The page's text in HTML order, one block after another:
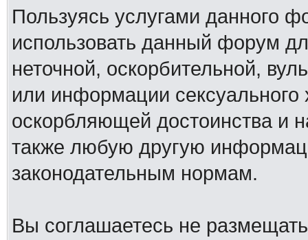
Пользуясь услугами данного
использовать данный форум
неточной, оскорбительной,
или информации
оскорбляющей достоинства и
также любую другую
законодательным нормам.
Вы соглашаетесь не